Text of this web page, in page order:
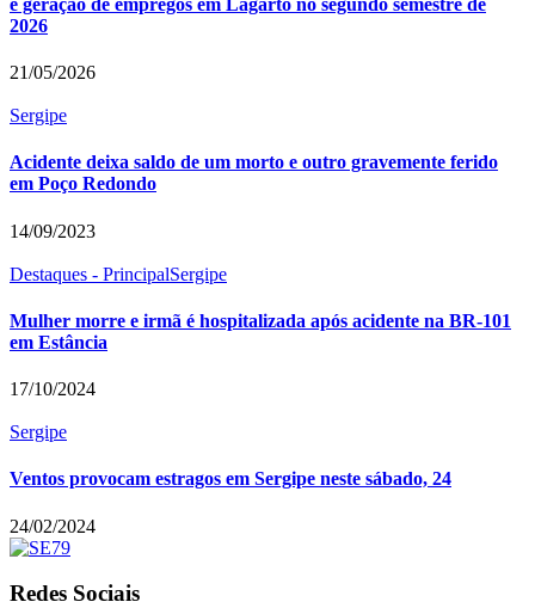
2026
21/05/2026
Sergipe
Acidente deixa saldo de um morto e outro gravemente ferido
em Poço Redondo
14/09/2023
Destaques - PrincipalSergipe
Mulher morre e irmã é hospitalizada após acidente na BR-101
em Estância
17/10/2024
Sergipe
Ventos provocam estragos em Sergipe neste sábado, 24
24/02/2024
Redes Sociais